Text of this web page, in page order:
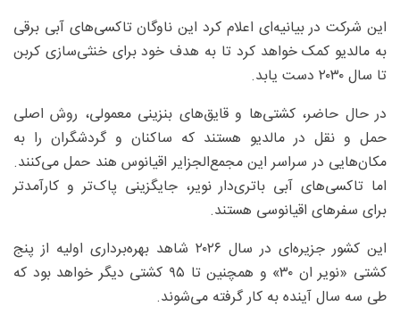
این شرکت در بیانیه‌ای اعلام کرد این ناوگان تاکسی‌های آبی برقی
به مالدیو کمک خواهد کرد تا به هدف خود برای خنثی‌سازی کربن
تا سال ۲۰۳۰ دست یابد.
در حال حاضر، کشتی‌ها و قایق‌های بنزینی معمولی، روش اصلی
حمل و نقل در مالدیو هستند که ساکنان و گردشگران را به
مکان‌هایی در سراسر این مجمع‌الجزایر اقیانوس هند حمل می‌کنند.
اما تاکسی‌های آبی باتری‌دار نویر، جایگزینی پاک‌تر و کارآمدتر
برای سفرهای اقیانوسی هستند.
این کشور جزیره‌ای در سال ۲۰۲۶ شاهد بهره‌برداری اولیه از پنج
کشتی «نویر ان ۳۰» و همچنین تا ۹۵ کشتی دیگر خواهد بود که
طی سه سال آینده به کار گرفته می‌شوند.